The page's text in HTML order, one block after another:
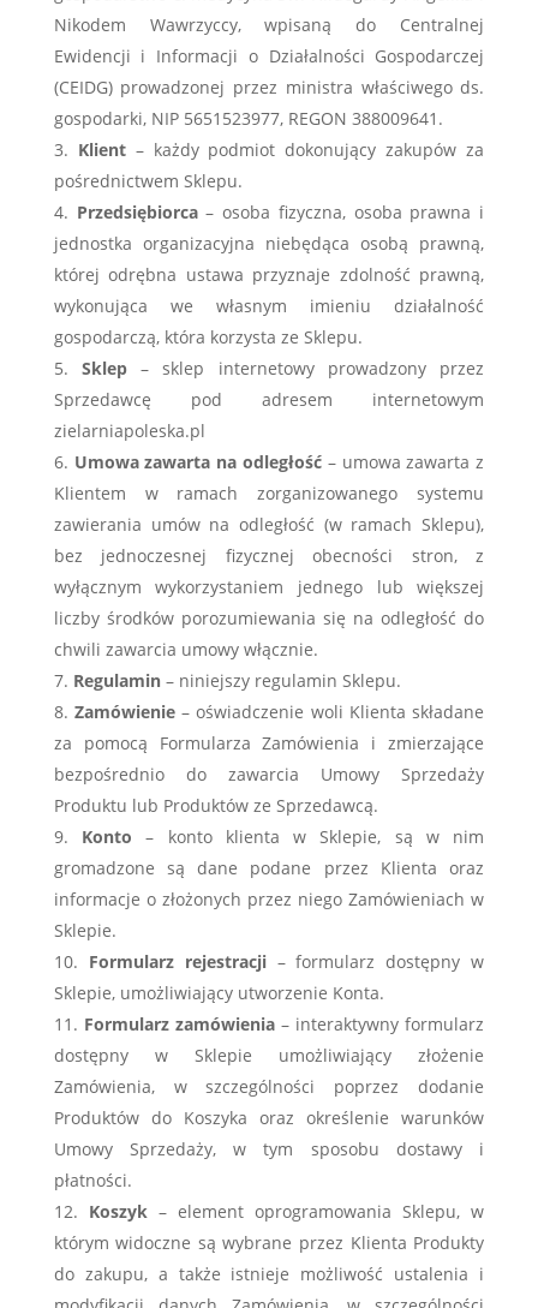
Nikodem Wawrzyccy, wpisaną do Centralnej
Ewidencji i Informacji o Działalności Gospodarczej
(CEIDG) prowadzonej przez ministra właściwego ds.
gospodarki, NIP 5651523977, REGON 388009641.
Klient – każdy podmiot dokonujący zakupów za
pośrednictwem Sklepu.
Przedsiębiorca– osoba fizyczna, osoba prawna i
jednostka organizacyjna niebędąca osobą prawną,
której odrębna ustawa przyznaje zdolność prawną,
wykonująca we własnym imieniu działalność
gospodarczą, która korzysta ze Sklepu.
Sklep– sklep internetowy prowadzony przez
Sprzedawcę pod adresem internetowym
zielarniapoleska.pl
Umowa zawarta na odległość – umowa zawarta z
Klientem w ramach zorganizowanego systemu
zawierania umów na odległość (w ramach Sklepu),
bez jednoczesnej fizycznej obecności stron, z
wyłącznym wykorzystaniem jednego lub większej
liczby środków porozumiewania się na odległość do
chwili zawarcia umowy włącznie.
Regulamin – niniejszy regulamin Sklepu.
Zamówienie– oświadczenie woli Klienta składane
za pomocą Formularza Zamówienia i zmierzające
bezpośrednio do zawarcia Umowy Sprzedaży
Produktu lub Produktów ze Sprzedawcą.
Konto – konto klienta w Sklepie, są w nim
gromadzone są dane podane przez Klienta oraz
informacje o złożonych przez niego Zamówieniach w
Sklepie.
Formularz rejestracji – formularz dostępny w
Sklepie, umożliwiający utworzenie Konta.
Formularz zamówienia– interaktywny formularz
dostępny w Sklepie umożliwiający złożenie
Zamówienia, w szczególności poprzez dodanie
Produktów do Koszyka oraz określenie warunków
Umowy Sprzedaży, w tym sposobu dostawy i
płatności.
Koszyk – element oprogramowania Sklepu, w
którym widoczne są wybrane przez Klienta Produkty
do zakupu, a także istnieje możliwość ustalenia i